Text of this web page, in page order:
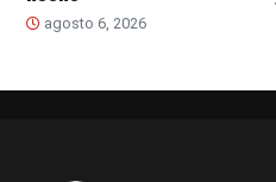
agosto 6, 2026